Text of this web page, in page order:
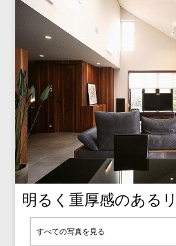
明るく重厚感のある
すべての写真を見る